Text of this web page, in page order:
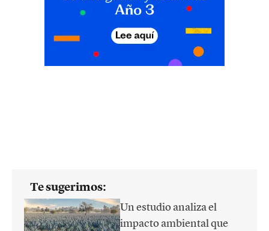
Te sugerimos:
Un estudio analiza el
impacto ambiental que